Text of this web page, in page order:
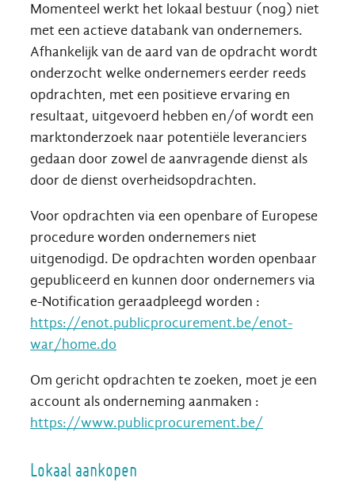
Momenteel werkt het lokaal bestuur (nog) niet
met een actieve databank van ondernemers.
Afhankelijk van de aard van de opdracht wordt
onderzocht welke ondernemers eerder reeds
opdrachten, met een positieve ervaring en
resultaat, uitgevoerd hebben en/of wordt een
marktonderzoek naar potentiële leveranciers
gedaan door zowel de aanvragende dienst als
door de dienst overheidsopdrachten.
Voor opdrachten via een openbare of Europese
procedure worden ondernemers niet
uitgenodigd. De opdrachten worden openbaar
gepubliceerd en kunnen door ondernemers via
e-Notification geraadpleegd worden :
https://enot.publicprocurement.be/enot-
war/home.do
Om gericht opdrachten te zoeken, moet je een
account als onderneming aanmaken :
https://www.publicprocurement.be/
Lokaal aankopen